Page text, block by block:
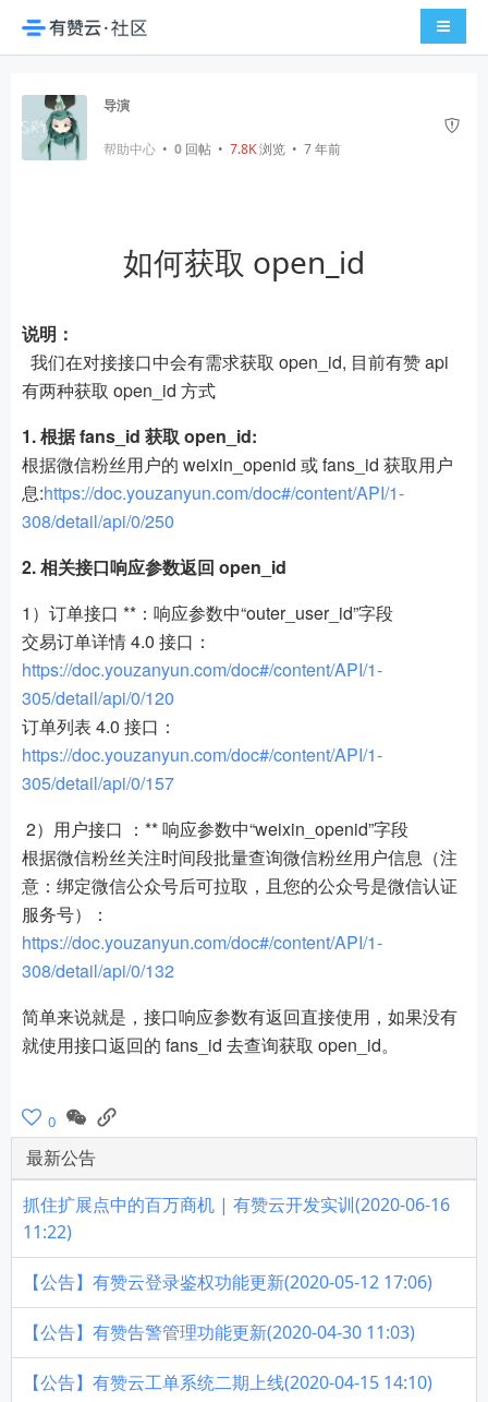
导航切
导演
帮助中心 • 0 回帖 • 7.8K浏览 • 7 年前
如何获取 open_id
说明：
我们在对接接口中会有需求获取 open_id, 目前有赞 api
有两种获取 open_id 方式
1. 根据 fans_id 获取 open_id:
根据微信粉丝用户的 weixin_openid 或 fans_id 获取用户
息:https://doc.youzanyun.com/doc#/content/API/1-
308/detail/api/0/250
2. 相关接口响应参数返回 open_id
1）订单接口 **：响应参数中“outer_user_id”字段
交易订单详情 4.0 接口：
https://doc.youzanyun.com/doc#/content/API/1-
305/detail/api/0/120
订单列表 4.0 接口：
https://doc.youzanyun.com/doc#/content/API/1-
305/detail/api/0/157
2）用户接口 ：** 响应参数中“weixin_openid”字段
根据微信粉丝关注时间段批量查询微信粉丝用户信息（注
意：绑定微信公众号后可拉取，且您的公众号是微信认证
服务号）：
https://doc.youzanyun.com/doc#/content/API/1-
308/detail/api/0/132
简单来说就是，接口响应参数有返回直接使用，如果没有
就使用接口返回的 fans_id 去查询获取 open_id。
0
最新公告
抓住扩展点中的百万商机 | 有赞云开发实训(2020-06-16
11:22)
【公告】有赞云登录鉴权功能更新(2020-05-12 17:06)
【公告】有赞告警管理功能更新(2020-04-30 11:03)
【公告】有赞云工单系统二期上线(2020-04-15 14:10)